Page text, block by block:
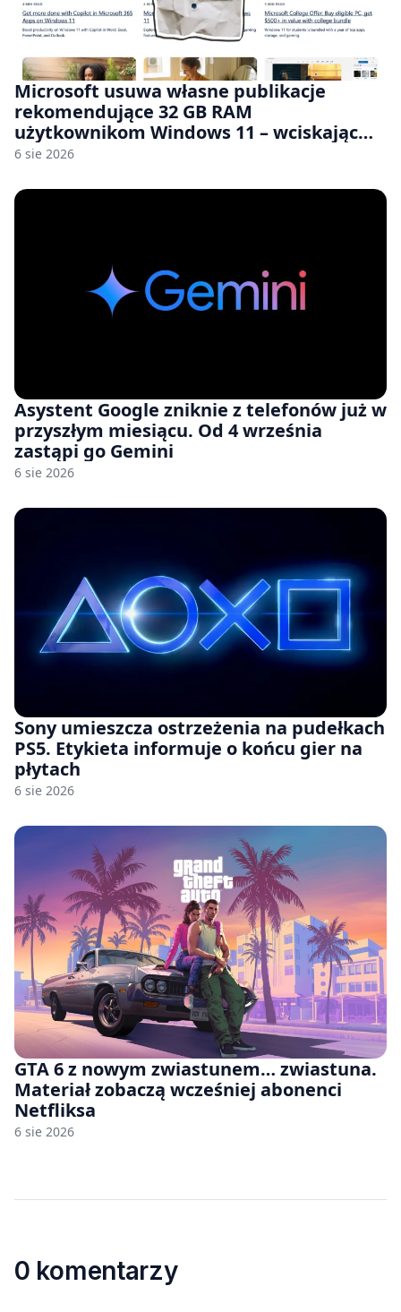
Microsoft usuwa własne publikacje
rekomendujące 32 GB RAM
użytkownikom Windows 11 – wciskając
nam przy tym komputery z 8 GB RAM po
6 sie 2026
Asystent Google zniknie z telefonów już w
przyszłym miesiącu. Od 4 września
zastąpi go Gemini
6 sie 2026
Sony umieszcza ostrzeżenia na pudełkach
PS5. Etykieta informuje o końcu gier na
płytach
6 sie 2026
GTA 6 z nowym zwiastunem… zwiastuna.
Materiał zobaczą wcześniej abonenci
Netfliksa
6 sie 2026
0 komentarzy